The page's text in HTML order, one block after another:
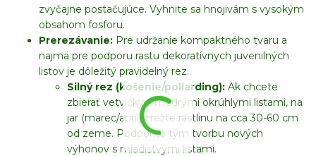
zvyčajne postačujúce. Vyhnite sa hnojivám s vysokým
obsahom fosforu.
Prerezávanie: Pre udržanie kompaktného tvaru a
najmä pre podporu rastu dekoratívnych juvenilných
listov je dôležitý pravidelný rez.
Silný rez (košenie/pollarding): Ak chcete
zbierať vetvičky s modrými okrúhlymi listami, na
jar (marec/apríl) zrežte rastlinu na cca 30-60 cm
od zeme. Podporíte tým tvorbu nových
výhonov s mladistvými listami.